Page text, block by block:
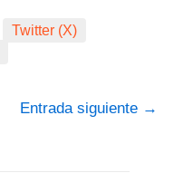
Twitter (X)
Entrada siguiente →